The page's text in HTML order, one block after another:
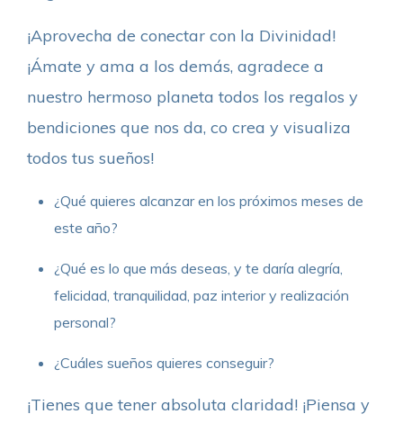
¡Aprovecha de conectar con la Divinidad!
¡Ámate y ama a los demás, agradece a
nuestro hermoso planeta todos los regalos y
bendiciones que nos da, co crea y visualiza
todos tus sueños!
¿Qué quieres alcanzar en los próximos meses de
este año?
¿Qué es lo que más deseas, y te daría alegría,
felicidad, tranquilidad, paz interior y realización
personal?
¿Cuáles sueños quieres conseguir?
¡Tienes que tener absoluta claridad! ¡Piensa y